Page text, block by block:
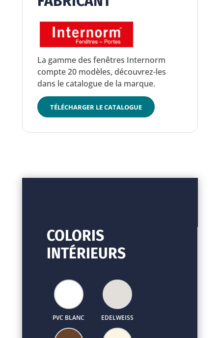
La gamme des fenêtres Internorm
compte 20 modèles, découvrez-les
dans le catalogue de la marque.
TÉLÉCHARGER LE CATALOGUE
COLORIS
INTÉRIEURS
PVC BLANC EDELWEISS